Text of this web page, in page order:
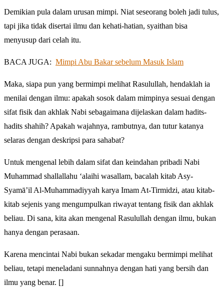
Demikian pula dalam urusan mimpi. Niat seseorang boleh jadi tulus,
tapi jika tidak disertai ilmu dan kehati-hatian, syaithan bisa
menyusup dari celah itu.
BACA JUGA: Mimpi Abu Bakar sebelum Masuk Islam
Maka, siapa pun yang bermimpi melihat Rasulullah, hendaklah ia
menilai dengan ilmu: apakah sosok dalam mimpinya sesuai dengan
sifat fisik dan akhlak Nabi sebagaimana dijelaskan dalam hadits-
hadits shahih? Apakah wajahnya, rambutnya, dan tutur katanya
selaras dengan deskripsi para sahabat?
Untuk mengenal lebih dalam sifat dan keindahan pribadi Nabi
Muhammad shallallahu ‘alaihi wasallam, bacalah kitab Asy-
Syamā’il Al-Muhammadiyyah karya Imam At-Tirmidzi, atau kitab-
kitab sejenis yang mengumpulkan riwayat tentang fisik dan akhlak
beliau. Di sana, kita akan mengenal Rasulullah dengan ilmu, bukan
hanya dengan perasaan.
Karena mencintai Nabi bukan sekadar mengaku bermimpi melihat
beliau, tetapi meneladani sunnahnya dengan hati yang bersih dan
ilmu yang benar. []